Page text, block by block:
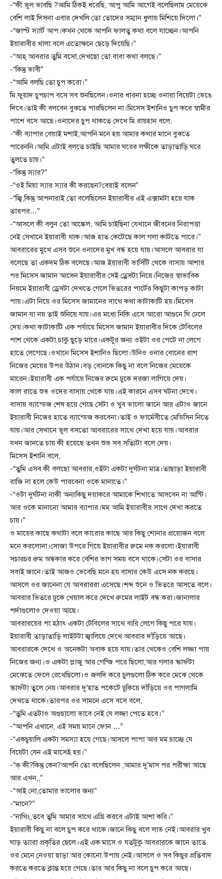
-“কী ভুল ভাবছি ?আমি ঠিকই ধরেছি, আপু আমি আগেই বলেছিলাম মেয়েকে
বেশি লাই দিসনা এবার দেখলি তো তোদের সম্মান ধুলায় মিশিয়ে দিলো।”
-“জাস্ট স্যার্ট আপ।কখন থেকে আপনি ফালতু কথা বলে যাচ্ছেন।আপনি
ইয়ারাবীর খালা বলে এতোক্ষনে ছেড়ে দিয়েছি।”
-“আহ্ আবরার তুমি বসো,দেখছো তো বাবা কথা বলছে।”
-“কিন্তু ভাবী”
-“আমি বলছি তো চুপ করো।”
মি.ফুয়াদ চুপচাপ বসে সব শুনছিলেন।ওনার ধারনা হচ্ছে ওনারা বিয়েটা ভেঙে
দিবে।তাই কী বলবেন বুঝতে পারছিলেন না।মিসেস ইশানিও চুপ করে স্বামীর
পাশে বসে আছে।ওনাদের চুপ থাকতে দেখে মি.রায়হান বলে,
-“কী ব্যাপার বেয়াই মশাই,আপনি মনে হয় আমার কথার মানে বুঝতে
পারেননি।আমি এটাই বলতে চাইছি আমার ঘরের লক্ষীকে তাড়াতাড়ি ঘরে
তুলতে চায়।”
-“কিন্তু স্যার?”
-“ওই মিয়া স্যার স্যার কী করছেন?বেয়াই বলেন”
-“জ্বি,কিন্তু আপনারাই তো বলেছিলেন ইয়ারাবীর এই এক্সামটা হয়ে যাক
তারপর…”
-“আসলে কী বলুন তো আঙ্কেল, আমি চাইছিনা যেখানে জীবনের নিরাপত্তা
নেই সেখানে ইয়ারাবী থাক।আজ হাত কেটেছে কাল গলা কাটতে পারে।”
আবরারের মুখে এসব শুনে ওনাদের মুখ বন্ধ হয়ে যায়।আসলে আবরার যা
বলেছে তা একদম ঠিক বলেছে।আজ ইয়ারাবী ভার্সিটি থেকে বাসায় আশার
পর মিসেস জামান আসেন ইয়ারাবীর সেই ড্রেসটা নিয়ে।নিজের স্বাভাবিক
নিয়মে ইয়ারাবী ড্রেসটা দেখতে গেলে ভিতরের পার্টের কিছুটা কাপড় কাটা
পায়।এটা নিয়ে ওর মিসেস জামানের সাথে কথা কাটাকাটি হয়।মিসেস
জামান যা নয় তাই শুনিয়ে যায়।এর মধ্যে নিকি এসে আরো আগুনে ঘি ঢেলে
দেয়।কথা কাটাকাটি এক পর্যায়ে মিসেস জামান ইয়ারাবীর দিকে টেবিলের
পাশ থেকে একটা চাকু ছুড়ে মারে।একটুর জন্য ওইটা ওর পেটে না লেগে
হাতে লেগেছে।ওখানে মিসেস ইশানিও ছিলো।উনিও ওনার বোনের রাগ
নিজের মেয়ের উপর উঠান।বড় বোনকে কিছু না বলে নিজের মেয়েকে
মারেন।ইয়ারাবী এক পর্যায়ে নিজের রুমে ঢুকে দরজা লাগিয়ে দেয়।
কাল রাতে শুভ ওদের বাসায় থেকে যায়।এই কারনে এসব ঘটনা দেখে।
বাসায় ব্যান্ডেজ শেষ হয়ে গেছে সেটা ও খুব ভালো জানে আর এটাও জানে
ইয়ারাবী নিজের হাতে ব্যান্ডেজ করবেনা।তাই ও ফার্মেসীতে মেডিসিন নিতে
যায়।আর সেখানে ভুল বসতো আবরারের সাথে দেখা হয়ে যায়।আবরার
যখন জানতে চায় কী হয়েছে তখন শুভ সব সত্যিটা বলে দেয়।
মিসেস ইশানি বলে,
-“তুমি এসব কী বলছো আবরার,ওইটা একটা দুর্ঘটনা মাত্র।তাছাড়া ইয়ারাবী
রাজি না হলে কেউ পারবেনা ওকে মানাতে।”
-“ওটা দুর্ঘটনা নাকী অন্যকিছু দয়াকরে আমাকে শিখাতে আসবেন না আন্টি।
আর ওকে মানানো আমার ব্যাপার।মম আমি ইয়ারাবীর সাথে দেখা করতে
চায়।”
ও মায়ের কাছে কথাটা বলে কারোর কাছে আর কিছু শোনার প্রয়োজন বলে
মনে করলোনা।সোজা উপরে গিয়ে ইয়ারাবীর রুমে নক করলো।ইয়ারাবী
সচারচর রুম অন্ধকার করে বেশির ভাগ সময় বসে থাকে।সেটা ওর বাসার
সবাই জানে।তাই আজও ভেবেছি মনে হয় বাসার কেউ এসে নক করছে।
আসলে ওর জানেনা যে আবরাররা এসেছে।শব্দ শুনে ও ভিতরে আসতে বলে।
আবরার ভিতরে ঢুকে খেয়াল করে দেখে রুমের লাইট বন্ধ করা।জানালার
পর্দাগুলোও দেওয়া আছে।
আবরারয়ের পা হঠাৎ একটা টেবিলের সাথে বারি লেগে কিছু পরে যায়।
ইয়ারাবী তাড়াতাড়ি লাইটটা জ্বালিয়ে দেখে আবরার দাঁড়িয়ে আছে।
আবরারকে দেখে ও অনেকটা অবাক হয়ে যায়।তার থেকেও বেশি লজ্জা পায়
নিজের জন্য।ও একটা প্লাজু আর গেন্জি পরে ছিলো,আর গলার স্কার্ফটা
মেঝেতে ফেলে রেখেছিলো।ও জলদি করে চুলগুলো ঠিক করে মেঝে থেকে
স্কার্ফটা তুলে নেয়।আবরার দু’হাত পকেটে ঢুকিয়ে দাঁড়িয়ে ওর পাগলামি
দেখতে থাকে।তারপর ওর সামনে এসে বসে বলে,
-“তুমি এতটাও অগুছালো ভাবে নেই যে লজ্জা পেতে হবে।”
-“আপনি এখানে, এই সময় মানে ফোন …”
-“একচুয়ালি একটা সমস্যা হয়ে গেছে।আসলে পাপা আর মম চাচ্ছে যে
বিয়েটা যেন এই মাসেই হয়।”
-“ক্ কী?কিন্তু কেন?আপনি তো বলেছিলেন ,আমার দু’মাস পর পরীক্ষা আছে
আর এখন,,”
-“আই নো,তোমার ভালোর জন্য”
-“মানে?”
-“নাথিং,তবে তুমি আমার সাথে এগ্রি করবে এটাই আশা করি।”
ইয়ারাবী কিছু না বলে চুপ করে থাকে।জানে কিছু বলে লাভ নেই।আবরার খুব
ঘাড় ত্যারা প্রকৃতির ছেলে।এই এক মাসে ও যতটুকু আবরারকে জানে তাতে
ওর মেনে নেওয়া ছাড়া আর কোনো উপায় নেই।আসলে ও সব কিছুর প্রতিবাদ
করতে করতে ক্লান্ত হয়ে গেছে।তার আর কিছু না বলে চুপ করে আছে।